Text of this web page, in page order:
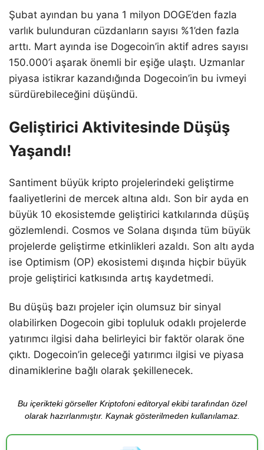
Şubat ayından bu yana 1 milyon DOGE’den fazla
varlık bulunduran cüzdanların sayısı %1’den fazla
arttı. Mart ayında ise Dogecoin’in aktif adres sayısı
150.000’i aşarak önemli bir eşiğe ulaştı. Uzmanlar
piyasa istikrar kazandığında Dogecoin’in bu ivmeyi
sürdürebileceğini düşündü.
Geliştirici Aktivitesinde Düşüş
Yaşandı!
Santiment büyük kripto projelerindeki geliştirme
faaliyetlerini de mercek altına aldı. Son bir ayda en
büyük 10 ekosistemde geliştirici katkılarında düşüş
gözlemlendi. Cosmos ve Solana dışında tüm büyük
projelerde geliştirme etkinlikleri azaldı. Son altı ayda
ise Optimism (OP) ekosistemi dışında hiçbir büyük
proje geliştirici katkısında artış kaydetmedi.
Bu düşüş bazı projeler için olumsuz bir sinyal
olabilirken Dogecoin gibi topluluk odaklı projelerde
yatırımcı ilgisi daha belirleyici bir faktör olarak öne
çıktı. Dogecoin’in geleceği yatırımcı ilgisi ve piyasa
dinamiklerine bağlı olarak şekillenecek.
Bu içerikteki görseller Kriptofoni editoryal ekibi tarafından özel
olarak hazırlanmıştır. Kaynak gösterilmeden kullanılamaz.